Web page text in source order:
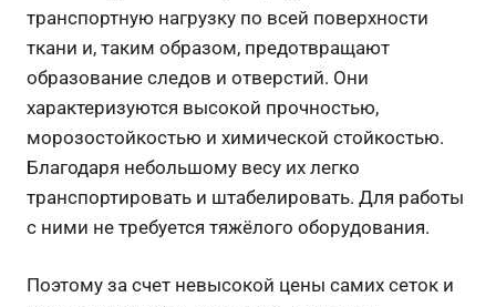
транспортную нагрузку по всей поверхности
ткани и, таким образом, предотвращают
образование следов и отверстий. Они
характеризуются высокой прочностью,
морозостойкостью и химической стойкостью.
Благодаря небольшому весу их легко
транспортировать и штабелировать. Для работы
с ними не требуется тяжёлого оборудования.
Поэтому за счет невысокой цены самих сеток и